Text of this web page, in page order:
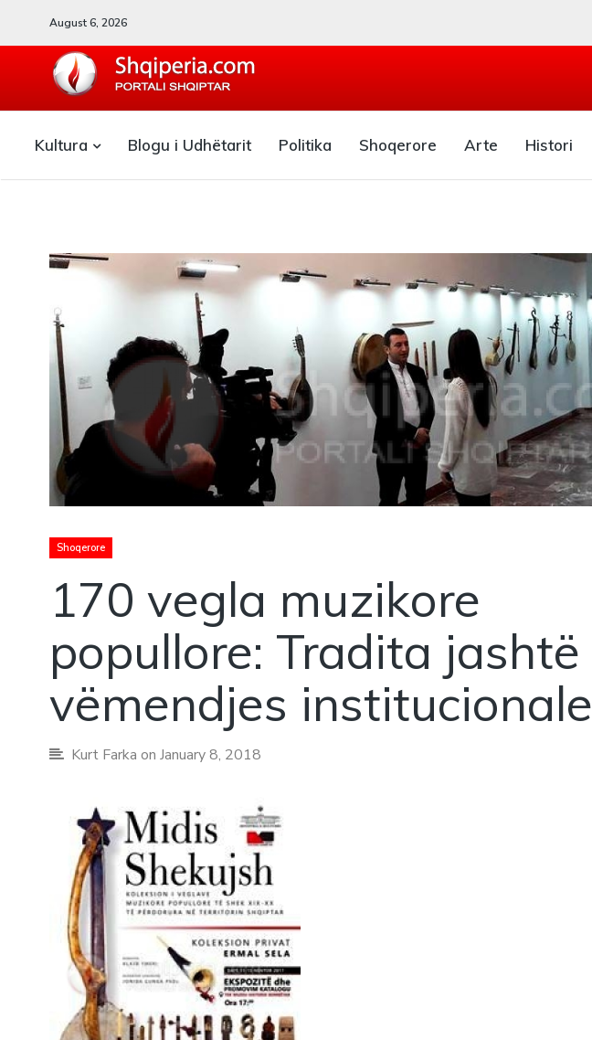
August 6, 2026
Kultura Blogu i Udhëtarit Politika Shoqerore Arte Histori
Shoqerore
170 vegla muzikore
popullore: Tradita jashtë
vëmendjes institucionale
Kurt Farka on January 8, 2018